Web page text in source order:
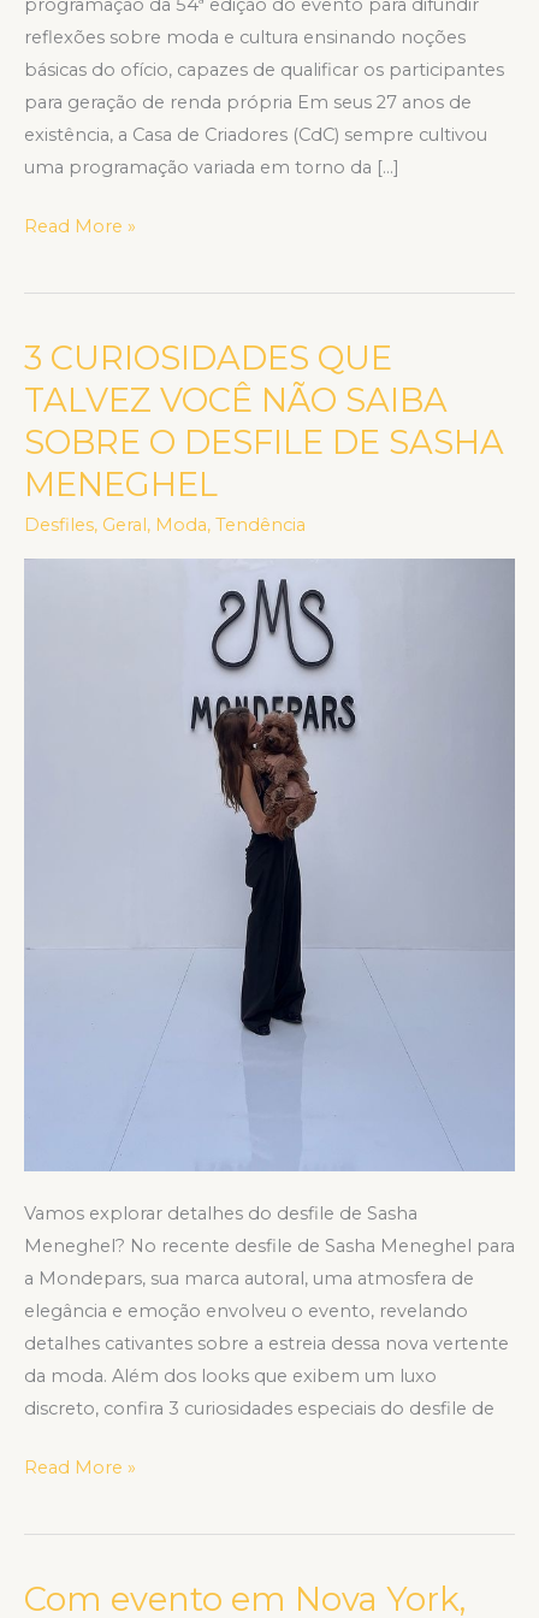
programação da 54ª edição do evento para difundir
reflexões sobre moda e cultura ensinando noções
básicas do ofício, capazes de qualificar os participantes
para geração de renda própria Em seus 27 anos de
existência, a Casa de Criadores (CdC) sempre cultivou
uma programação variada em torno da […]
população
trans
Read More »
3 CURIOSIDADES QUE
TALVEZ VOCÊ NÃO SAIBA
SOBRE O DESFILE DE SASHA
MENEGHEL
Desfiles, Geral, Moda, Tendência
Vamos explorar detalhes do desfile de Sasha
Meneghel? No recente desfile de Sasha Meneghel para
a Mondepars, sua marca autoral, uma atmosfera de
elegância e emoção envolveu o evento, revelando
detalhes cativantes sobre a estreia dessa nova vertente
da moda. Além dos looks que exibem um luxo
discreto, confira 3 curiosidades especiais do desfile de
3
CURIOSIDADES
QUE
TALVEZ
VOCÊ
NÃO
Read More »
Com evento em Nova York,
Com